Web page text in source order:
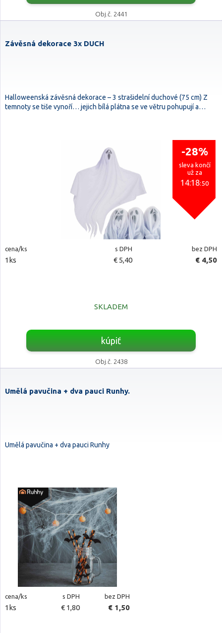
Obj.č. 2441
Závěsná dekorace 3x DUCH
Halloweenská závěsná dekorace – 3 strašidelní duchové (75 cm) Z
temnoty se tiše vynoří… jejich bílá plátna se ve větru pohupují a…
-28%
sleva končí
už za
14:18:50
cena/ks s DPH bez DPH
1ks € 5,40 € 4,50
SKLADEM
kúpiť
Obj.č. 2438
Umělá pavučina + dva pauci Runhy.
Umělá pavučina + dva pauci Runhy
cena/ks s DPH bez DPH
1ks € 1,80 € 1,50